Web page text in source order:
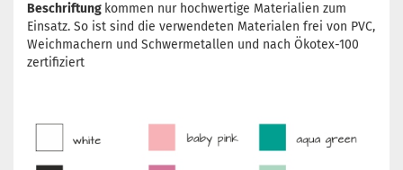
Beschriftung kommen nur hochwertige Materialien zum
Einsatz. So ist sind die verwendeten Materialen frei von PVC,
Weichmachern und Schwermetallen und nach Ökotex-100
zertifiziert